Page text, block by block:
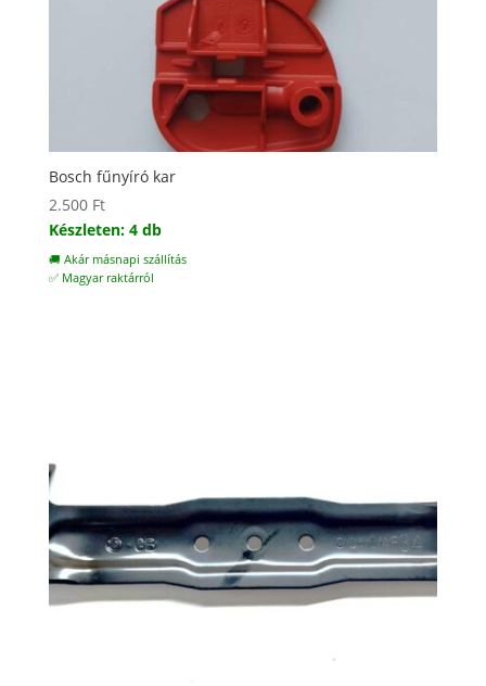
Bosch fűnyíró kar
2.500 Ft
Készleten: 4 db
🚚 Akár másnapi szállítás
✅ Magyar raktárról